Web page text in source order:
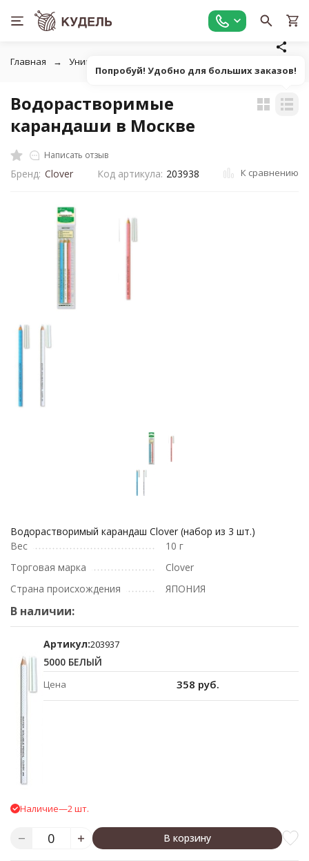
Главная Универсальные товары для рукоделия
Водорастворимые
карандаши в Москве
Написать отзыв
Бренд: Clover Код артикула: 203938 К сравнению
Водорастворимый карандаш Clover (набор из 3 шт.)
Вес
10 г
Торговая марка
Clover
Страна происхождения
ЯПОНИЯ
В наличии:
Артикул:203937
5000 БЕЛЫЙ
Цена 358 руб.
Наличие—2 шт.
В корзину
Попробуй! Удобно для больших заказов!